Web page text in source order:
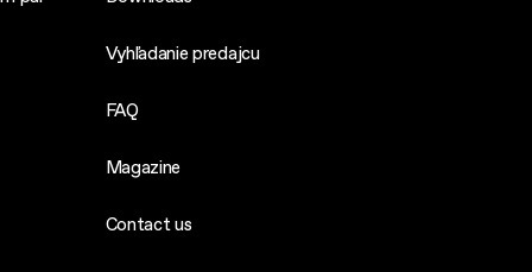
Vyhľadanie predajcu
FAQ
Magazine
Contact us